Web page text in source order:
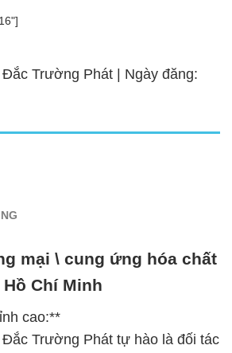
Trường Phát | Ngày đăng:
mại \ cung ứng hóa chất
Chí Minh
cao:**
Trường Phát tự hào là đối tác